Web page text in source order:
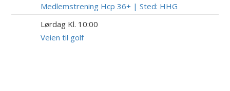
Medlemstrening Hcp 36+ | Sted: HHG
Lørdag Kl. 10:00
Veien til golf